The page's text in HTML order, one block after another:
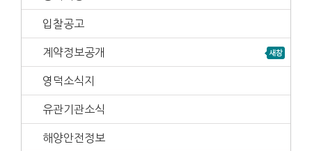
입찰공고
계약정보공개
영덕소식지
유관기관소식
해양안전정보